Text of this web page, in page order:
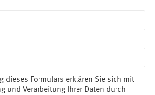
dieses Formulars erklären Sie sich mit
und Verarbeitung Ihrer Daten durch